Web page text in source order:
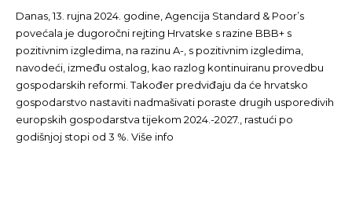
Danas, 13. rujna 2024. godine, Agencija Standard & Poor’s
povećala je dugoročni rejting Hrvatske s razine BBB+ s
pozitivnim izgledima, na razinu A-, s pozitivnim izgledima,
navodeći, između ostalog, kao razlog kontinuiranu provedbu
gospodarskih reformi. Također predviđaju da će hrvatsko
gospodarstvo nastaviti nadmašivati poraste drugih usporedivih
europskih gospodarstva tijekom 2024.-2027., rastući po
godišnjoj stopi od 3 %. Više info